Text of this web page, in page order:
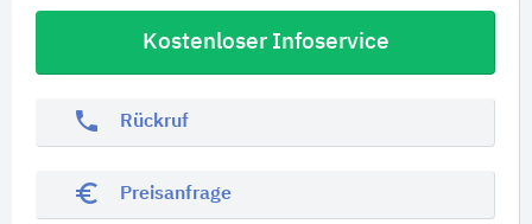
Kostenloser Infoservice
phone Rückruf
euro_symbol Preisanfrage